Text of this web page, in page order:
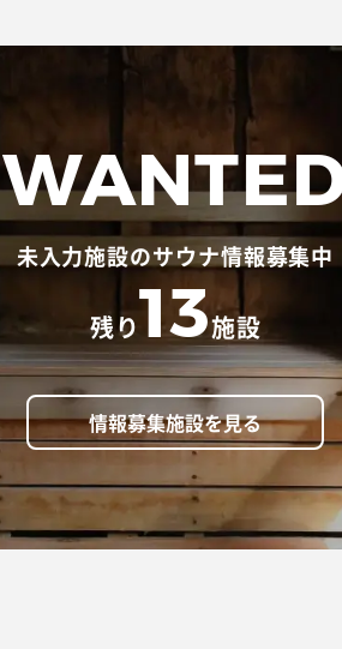
未入力施設のサウナ情報募集中
残り13施設
情報募集施設を見る